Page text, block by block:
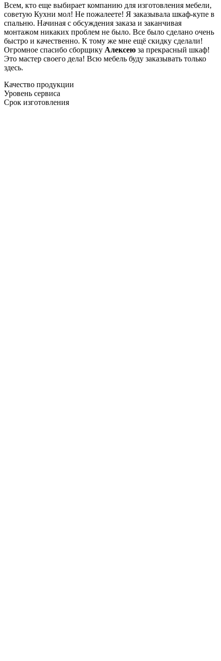
Всем, кто еще выбирает компанию для изготовления мебели,
советую Кухни мол! Не пожалеете! Я заказывала шкаф-купе в
спальню. Начиная с обсуждения заказа и заканчивая
монтажом никаких проблем не было. Все было сделано очень
быстро и качественно. К тому же мне ещё скидку сделали!
Огромное спасибо сборщику Алексею за прекрасный шкаф!
Это мастер своего дела! Всю мебель буду заказывать только
здесь.
Качество продукции
Уровень сервиса
Срок изготовления